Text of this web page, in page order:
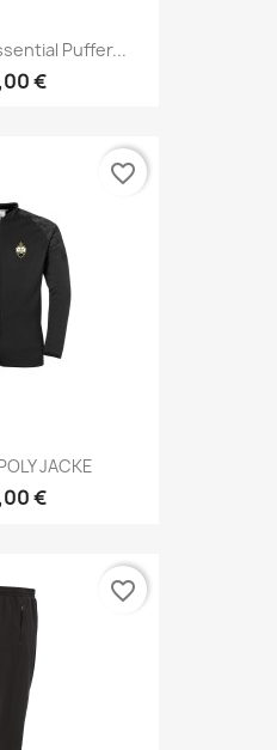
Puffer...
€
JACKE
€
favorite_border
favorite_border